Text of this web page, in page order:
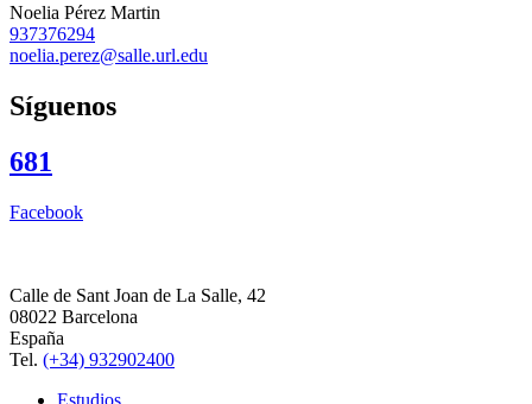
Noelia Pérez Martin
937376294
noelia.perez@salle.url.edu
Síguenos
681
Facebook
Calle de Sant Joan de La Salle, 42
08022 Barcelona
España
Tel. (+34) 932902400
Estudios